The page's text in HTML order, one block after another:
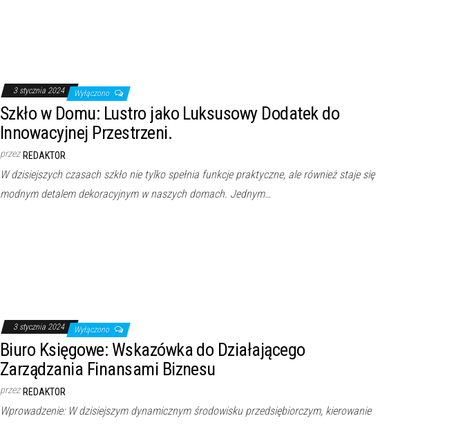
3 stycznia 2024 Wyłączono
Szkło w Domu: Lustro jako Luksusowy Dodatek do
Innowacyjnej Przestrzeni.
przez REDAKTOR
W dzisiejszych czasach szkło nie tylko spełnia funkcje praktyczne, ale również staje się
modnym detalem dekoracyjnym w naszych domach. Jednym…
3 stycznia 2024 Wyłączono
Biuro Księgowe: Wskazówka do Działającego
Zarządzania Finansami Biznesu
przez REDAKTOR
Wprowadzenie: W dzisiejszym dynamicznym środowisku przedsiębiorczym, kierowanie